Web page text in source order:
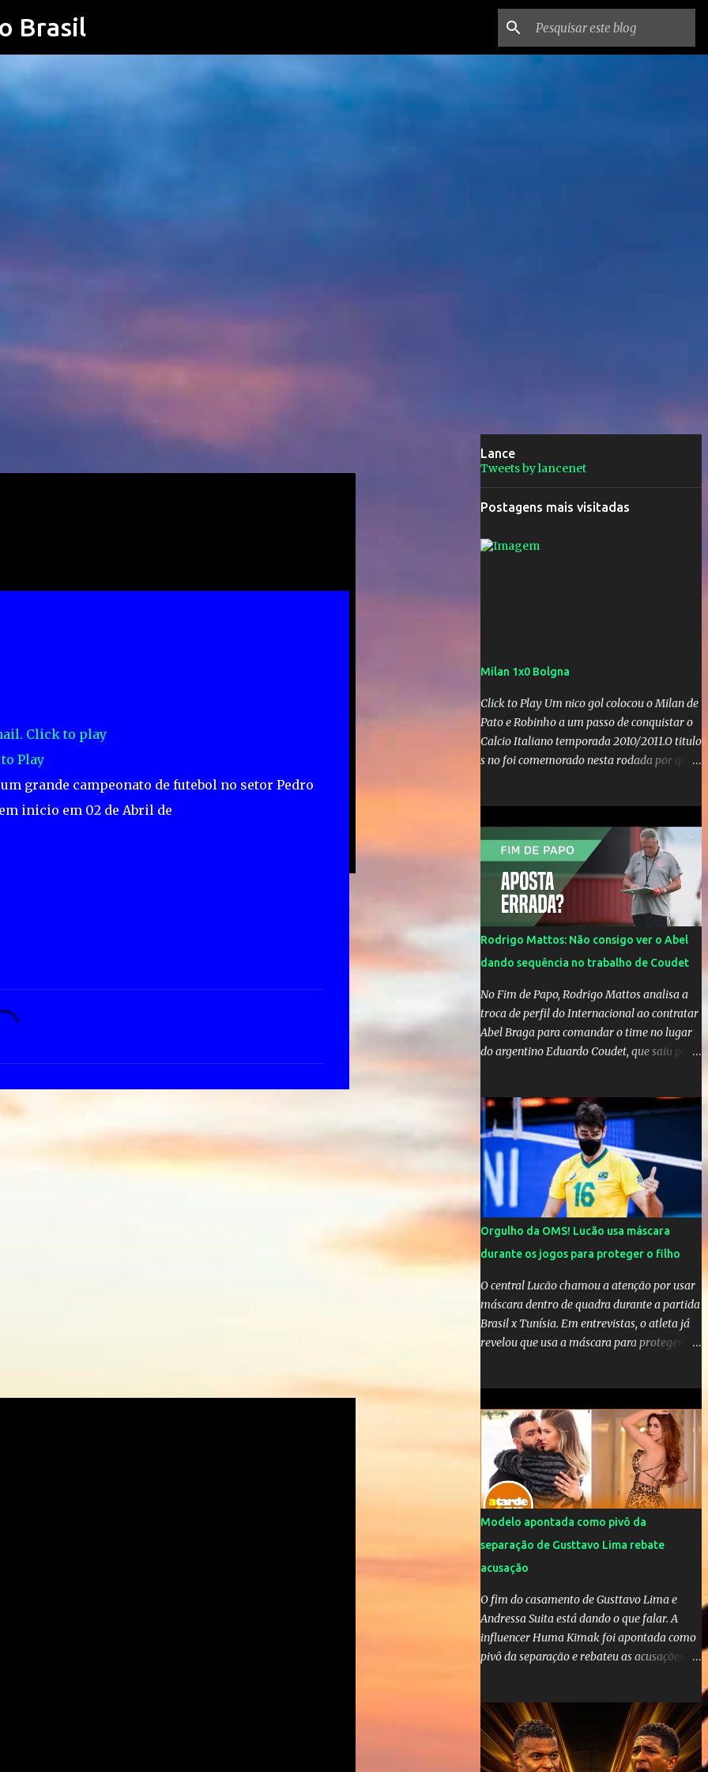
Brasil
Play
grande campeonato de futebol no setor Pedro
inicio em 02 de Abril de
Lance
Tweets by lancenet
Postagens mais visitadas
Milan 1x0 Bolgna
Click to Play Um nico gol colocou o Milan de
Pato e Robinho a um passo de conquistar o
Calcio Italiano temporada 2010/2011.O titulo
s no foi comemorado nesta rodada por que a
voltandoa Italia e para dirigir de novo a
Internazionale.Na velha bota tudo parece
definido e tem o Milan como virtual
campeao. ;
Rodrigo Mattos: Não consigo ver o Abel
dando sequência no trabalho de Coudet
No Fim de Papo, Rodrigo Mattos analisa a
troca de perfil do Internacional ao contratar
Abel Braga para comandar o time no lugar
do argentino Eduardo Coudet, que saiu para
Orgulho da OMS! Lucão usa máscara
durante os jogos para proteger o filho
O central Lucão chamou a atenção por usar
máscara dentro de quadra durante a partida
Brasil x Tunísia. Em entrevistas, o atleta já
revelou que usa a máscara para proteger seu
da OMS! Lucão usa máscara durante os
jogos para proteger o filho Brasil goleia a
China por 5 a 0 na estreia brasileira nas
olimpíadas de Tóquio. Marta marcou duas
vezes, Debinha, Andressa Alves e Bia
Zaneratto foram autoras dos gols. Juliette,
embaixadora ‎@Globoplay mandou um xero
para as meninas e falou do seu orgulho.
Modelo apontada como pivô da
separação de Gusttavo Lima rebate
acusação
O fim do casamento de Gusttavo Lima e
Andressa Suita está dando o que falar. A
influencer Huma Kimak foi apontada como
pivô da separação e rebateu as acusações
aqui, nunca pensei que um boato sem pé
nem cabeça pudesse ter esse tipo de
proporção. Queria esclarecer que eu e